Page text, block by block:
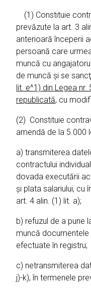
(1) Constituie
prevăzute la art. 3
anterioară începerii
persoană care
muncă cu
de muncă şi se
lit. e^1) din Legea
republicată, cu
(2) Constituie
amendă de la 5.000
a) transmiterea
contractului
dovada executării
şi plata salariului, cu
art. 4 alin. (1) lit. a);
b) refuzul de a pune
muncă
efectuate în registru;
c) netransmiterea
j)-k), în termenele